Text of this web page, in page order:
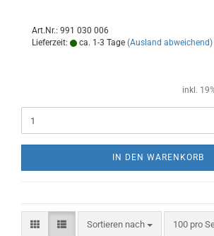
Art.Nr.: 991 030 006
Lieferzeit:
ca. 1-3 Tage (Ausland abweichend)
inkl.
IN DEN WARENKORB
Sortieren nach
Sortieren nach 100 pro
pro Seite